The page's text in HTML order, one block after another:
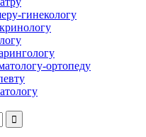
гинекологу
ортопеду